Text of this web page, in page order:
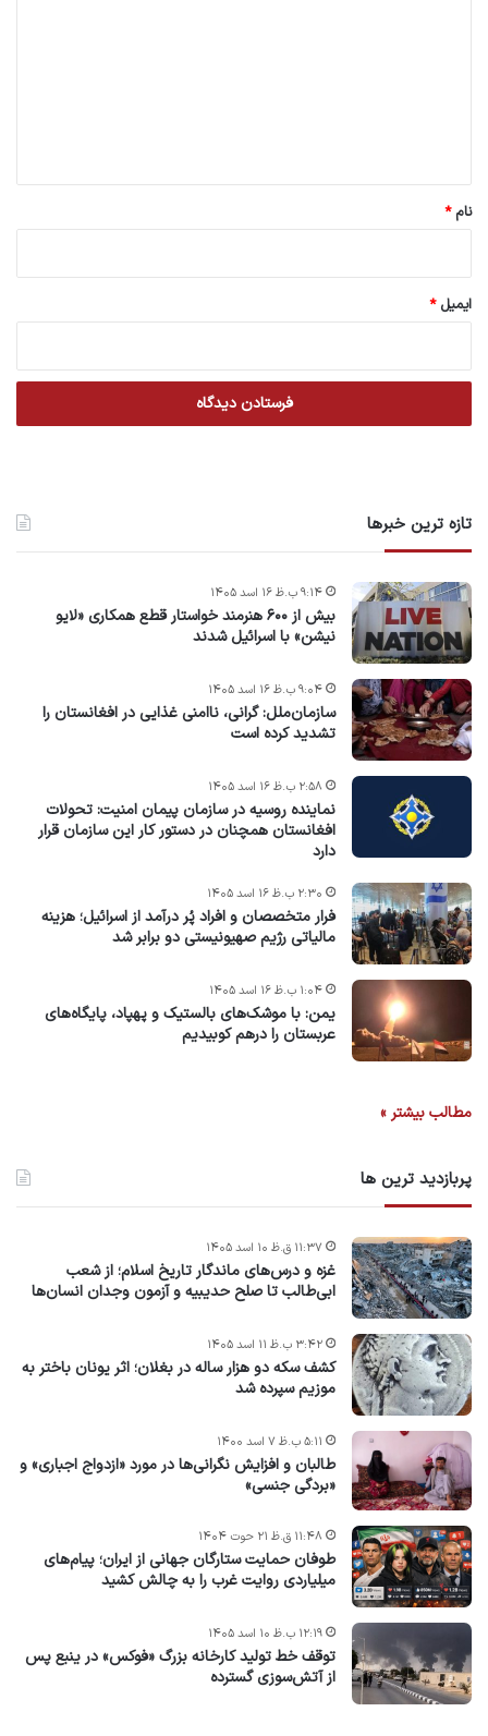
نام*
ایمیل*
تازه ترین خبرها
بیش از ۶۰۰ هنرمند خواستار قطع همکاری «لایو
نیشن» با اسرائیل شدند
۹:۱۴ ب.ظ ۱۶ اسد ۱۴۰۵
سازمان‌ملل: گرانی، ناامنی غذایی در افغانستان را
تشدید کرده است
۹:۰۴ ب.ظ ۱۶ اسد ۱۴۰۵
نماینده روسیه در سازمان پیمان امنیت: تحولات
افغانستان همچنان در دستور کار این سازمان قرار
دارد
۲:۵۸ ب.ظ ۱۶ اسد ۱۴۰۵
فرار متخصصان و افراد پُر درآمد از اسرائیل؛ هزینه
مالیاتی رژیم صهیونیستی دو برابر شد
۲:۳۰ ب.ظ ۱۶ اسد ۱۴۰۵
یمن: با موشک‌های بالستیک و پهپاد، پایگاه‌های
عربستان را درهم کوبیدیم
۱:۰۴ ب.ظ ۱۶ اسد ۱۴۰۵
مطالب بیشتر »
پربازدید ترین ها
غزه و درس‌های ماندگار تاریخ اسلام؛ از شعب
ابی‌طالب تا صلح حدیبیه و آزمون وجدان انسان‌ها
۱۱:۳۷ ق.ظ ۱۰ اسد ۱۴۰۵
کشف سکه دو هزار ساله در بغلان؛ اثر یونان باختر به
موزیم سپرده شد
۳:۴۲ ب.ظ ۱۱ اسد ۱۴۰۵
طالبان و افزایش نگرانی‌ها در مورد «ازدواج اجباری» و
«بردگی جنسی»
۵:۱۱ ب.ظ ۷ اسد ۱۴۰۰
طوفان حمایت ستارگان جهانی از ایران؛ پیام‌های
میلیاردی روایت غرب را به چالش کشید
۱۱:۴۸ ق.ظ ۲۱ حوت ۱۴۰۴
توقف خط تولید کارخانه بزرگ «فوکس» در ینبع پس
از آتش‌سوزی گسترده
۱۲:۱۹ ب.ظ ۱۰ اسد ۱۴۰۵